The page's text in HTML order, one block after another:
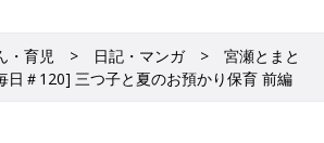
・育児 日記・マンガ
宮瀬とまと
日＃120] 三つ子と夏のお預かり保育 前編